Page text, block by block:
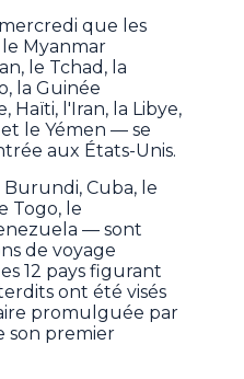
que les
Myanmar
le Tchad, la
la Guinée
Haïti, l'Iran, la Libye,
et le Yémen — se
aux États-Unis.
Cuba, le
Togo, le
— sont
de voyage
12 pays figurant
ont été visés
promulguée par
son premier